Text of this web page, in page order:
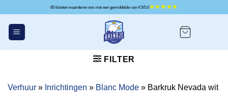
inhoud
65 klanten waarderen ons met een gemiddelde van 4.5/5.0
FILTER
Verhuur » Inrichtingen » Blanc Mode » Barkruk Nevada wit